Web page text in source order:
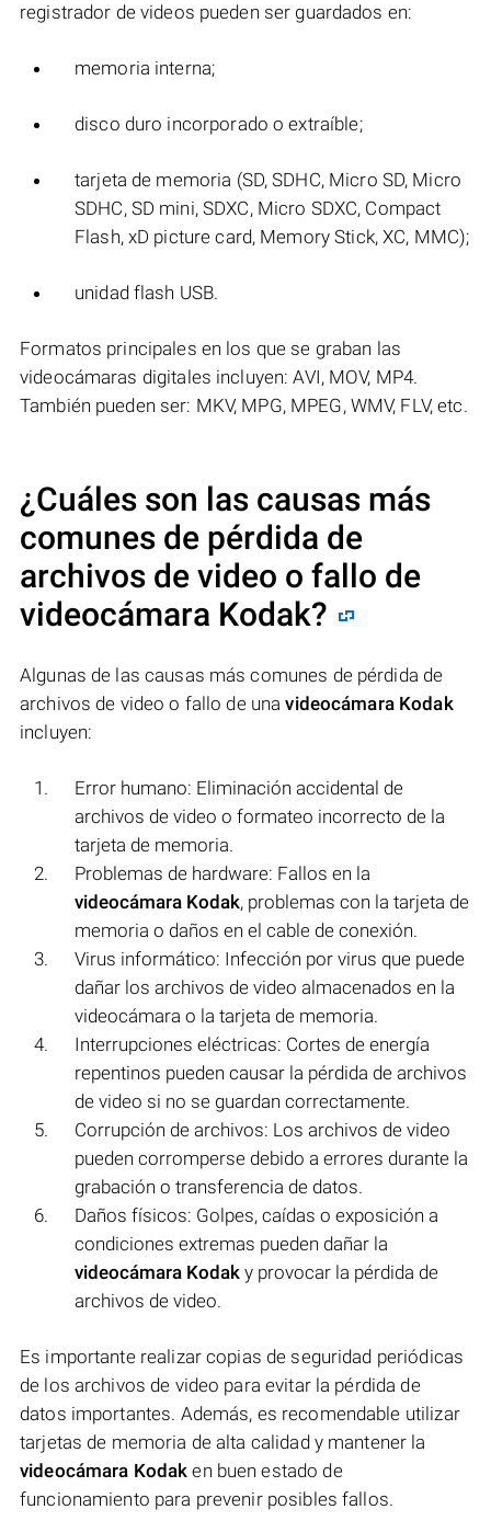
registrador de videos pueden ser guardados en:
memoria interna;
disco duro incorporado o extraíble;
tarjeta de memoria (SD, SDHC, Micro SD, Micro
SDHC, SD mini, SDXC, Micro SDXC, Compact
Flash, xD picture card, Memory Stick, XC, MMC);
unidad flash USB.
Formatos principales en los que se graban las
videocámaras digitales incluyen: AVI, MOV, MP4.
También pueden ser: MKV, MPG, MPEG, WMV, FLV, etc.
¿Cuáles son las causas más
comunes de pérdida de
archivos de video o fallo de
videocámara Kodak?
Algunas de las causas más comunes de pérdida de
archivos de video o fallo de unavideocámara Kodak
incluyen:
Error humano: Eliminación accidental de
archivos de video o formateo incorrecto de la
tarjeta de memoria.
Problemas de hardware: Fallos en la
videocámara Kodak, problemas con la tarjeta de
memoria o daños en el cable de conexión.
Virus informático: Infección por virus que puede
dañar los archivos de video almacenados en la
videocámara o la tarjeta de memoria.
Interrupciones eléctricas: Cortes de energía
repentinos pueden causar la pérdida de archivos
de video si no se guardan correctamente.
Corrupción de archivos: Los archivos de video
pueden corromperse debido a errores durante la
grabación o transferencia de datos.
Daños físicos: Golpes, caídas o exposición a
condiciones extremas pueden dañar la
videocámara Kodak y provocar la pérdida de
archivos de video.
Es importante realizar copias de seguridad periódicas
de los archivos de video para evitar la pérdida de
datos importantes. Además, es recomendable utilizar
tarjetas de memoria de alta calidad y mantener la
videocámara Kodak en buen estado de
funcionamiento para prevenir posibles fallos.